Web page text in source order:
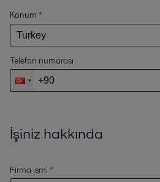
Konum *
Telefon numarası
İşiniz hakkında
Firma ismi *